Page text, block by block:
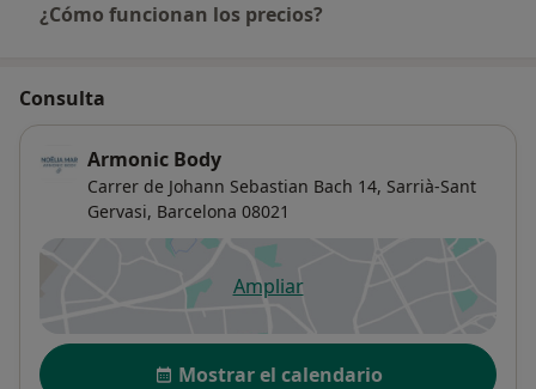
¿Cómo funcionan los precios?
Consulta
Armonic Body
Carrer de Johann Sebastian Bach 14, Sarrià-Sant
Gervasi, Barcelona 08021
Ampliarse abre en una nueva
Disponibilidad
Mostrar el calendario